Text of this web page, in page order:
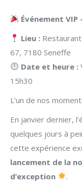
Événement VIP
Lieu :
67, 7180 Seneffe
Date et heure :
15h30
L’un de nos
En janvier dernier,
quelques jours à
cette expérience
lancement de la
d’exception
.